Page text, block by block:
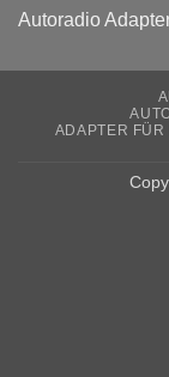
Autoradio
ADAPTER